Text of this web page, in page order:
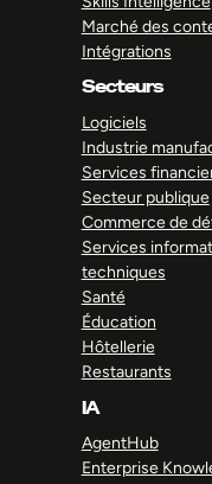
Marché des
Intégrations
Secteurs
Logiciels
Industrie
Services
Secteur publique
Commerce de
Services
techniques
Santé
Éducation
Hôtellerie
Restaurants
IA
AgentHub
Enterprise